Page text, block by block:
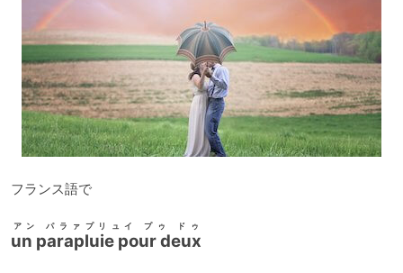
フランス語で
un parapluie pour deux
アン パラァプリュイ プゥ ドゥ